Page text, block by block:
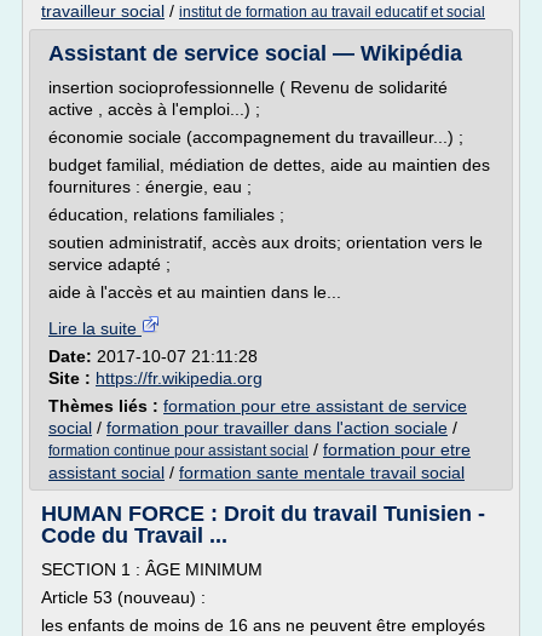
travailleur social / institut de formation au travail educatif et social
Assistant de service social — Wikipédia
insertion socioprofessionnelle ( Revenu de solidarité
active , accès à l'emploi...) ;
économie sociale (accompagnement du travailleur...) ;
budget familial, médiation de dettes, aide au maintien des
fournitures : énergie, eau ;
éducation, relations familiales ;
soutien administratif, accès aux droits; orientation vers le
service adapté ;
aide à l'accès et au maintien dans le...
Lire la suite
Date: 2017-10-07 21:11:28
Site : https://fr.wikipedia.org
Thèmes liés : formation pour etre assistant de service
social / formation pour travailler dans l'action sociale /
formation continue pour assistant social / formation pour etre
assistant social / formation sante mentale travail social
HUMAN FORCE : Droit du travail Tunisien -
Code du Travail ...
SECTION 1 : ÂGE MINIMUM
Article 53 (nouveau) :
les enfants de moins de 16 ans ne peuvent être employés